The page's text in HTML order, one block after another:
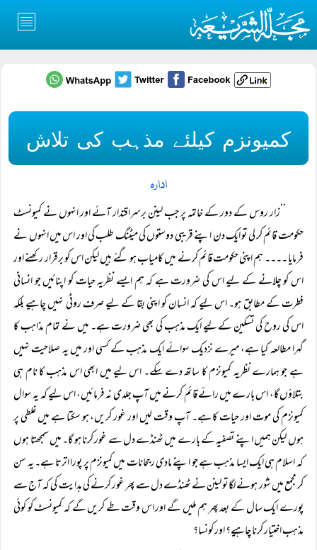
کمیونزم کیلئے مذہب کی تلاش
ادارہ
’’زار روس کے دور کے خاتمہ پر جب لینن برسراقتدار آئے اور انہوں نے کمیونسٹ
حکومت قائم کر لی تو ایک دن اپنے قریبی دوستوں کی میٹنگ طلب کی اور اس میں انہوں نے
فرمایا ۔۔۔۔ ہم اپنی حکومت قائم کرنے میں کامیاب ہو گئے ہیں لیکن اس کو برقرار رکھنے اور
اس کو چلانے کے لیے اس کی ضرورت ہے کہ ہم ایسے نظریہ حیات کو اپنائیں جو انسانی
فطرت کے مطابق ہو۔ اس لیے کہ انسان کو اپنی بقا کے لیے صرف روٹی نہیں چاہیے بلکہ
اس کی روح کی تسکین کے لیے ایک مذہب کی بھی ضرورت ہے۔ میں نے تمام مذاہب کا
گہرا مطالعہ کیا ہے، میرے نزدیک سوائے ایک مذہب کے کسی اور میں یہ صلاحیت نہیں
ہے جو ہمارے نظریہ کمیونزم کا ساتھ دے سکے۔ اس لیے میں ابھی اس مذہب کا نام ہی
بتلاؤں گا، اس بارے میں رائے قائم کرنے میں آپ جلدی نہ فرمائیں، اس لیے کہ یہ سوال
کمیونزم کی موت اور حیات کا ہے۔ آپ وقت لیں اور غور کریں، ہو سکتا ہے میں غلطی پر
ہوں لیکن ہمیں اپنے تصفیہ کے بارے میں ٹھنڈے دل سے غور کرنا ہو گا۔ میں سمجھتا ہوں
کہ اسلام ہی ایک ایسا مذہب ہے جو اپنے مادی رجحانات میں کمیونزم پر پورا اترتا ہے۔ یہ سن
کر مجمع میں شور ہونے لگا تو لینن نے ٹھنڈے دل سے پھر غور کرنے کی ہدایت کی کہ آج سے
پورے ایک سال کے بعد پھر ہم ملیں گے اور اس وقت طے کریں گے کہ کمیونسٹ کو کوئی
مذہب اختیار کرنا چاہیے؟ اور کونسا؟